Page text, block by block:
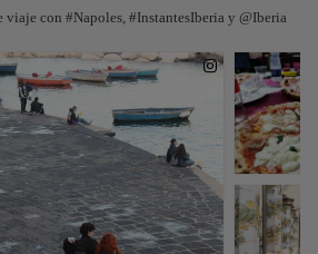
viaje con #Napoles, #InstantesIberia y @Iberia